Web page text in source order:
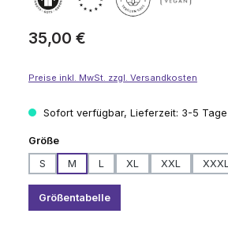
Regulärer Preis:
35,00 €
Preise inkl. MwSt. zzgl. Versandkosten
Sofort verfügbar, Lieferzeit: 3-5 Tage
Größeauswählen
S
M L XL XXL XXXL
Größentabelle